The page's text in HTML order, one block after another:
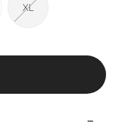
XL